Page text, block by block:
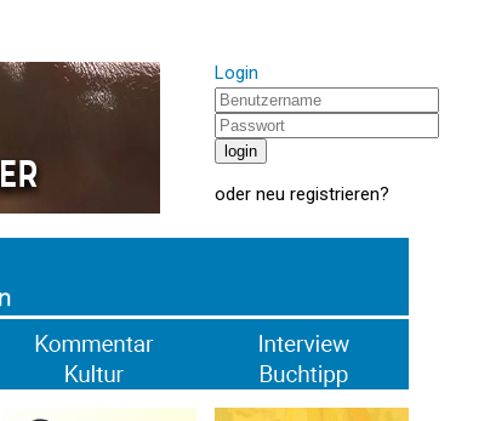
Login
oder neu registrieren?